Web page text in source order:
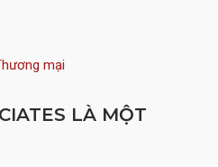
mại
LÀ MỘT